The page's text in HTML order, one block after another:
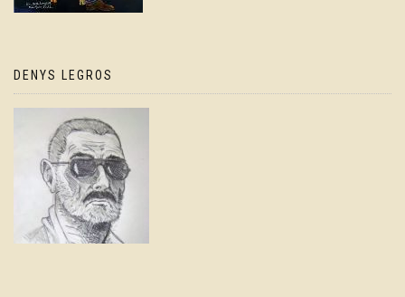
DENYS LEGROS